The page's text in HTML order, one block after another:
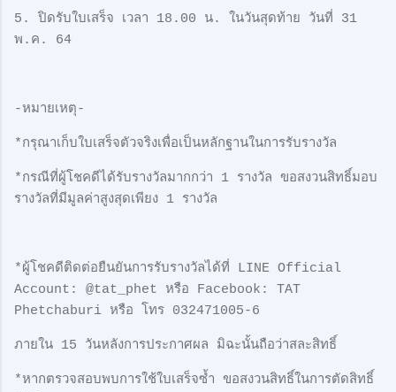
5. ปิดรับใบเสร็จ เวลา 18.00 น. ในวันสุดท้าย วันที่ 31
พ.ค. 64
-หมายเหตุ-
*กรุณาเก็บใบเสร็จตัวจริงเพื่อเป็นหลักฐานในการรับรางวัล
*กรณีที่ผู้โชคดีได้รับรางวัลมากกว่า 1 รางวัล ขอสงวนสิทธิ์มอบ
รางวัลที่มีมูลค่าสูงสุดเพียง 1 รางวัล
*ผู้โชคดีติดต่อยืนยันการรับรางวัลได้ที่ LINE Official
Account: @tat_phet หรือ Facebook: TAT
Phetchaburi หรือ โทร 032471005-6
ภายใน 15 วันหลังการประกาศผล มิฉะนั้นถือว่าสละสิทธิ์
*หากตรวจสอบพบการใช้ใบเสร็จซ้ำ ขอสงวนสิทธิ์ในการตัดสิทธิ์